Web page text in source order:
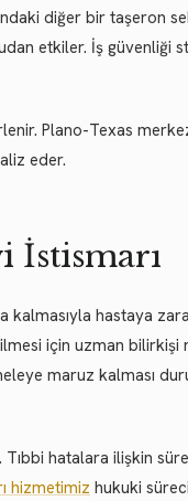
diğer bir taşeron
etkiler. İş güvenliği
Plano-Texas
eder.
İstismarı
hastaya
için uzman
maruz kalması
hatalara ilişkin
hizmetimiz hukuki